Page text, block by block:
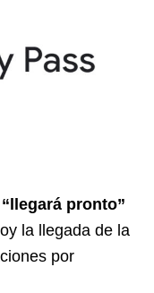
pronto”
la llegada de la
por